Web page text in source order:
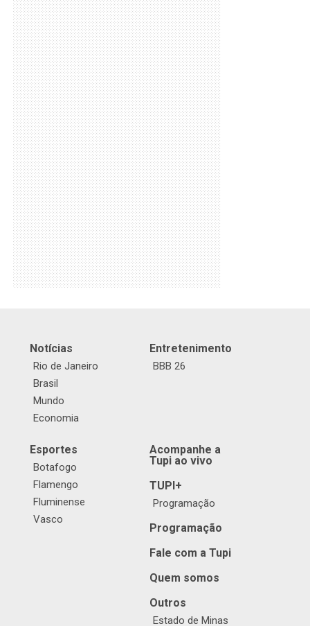
Notícias
Rio de Janeiro
Brasil
Mundo
Economia
Entretenimento
BBB 26
Esportes
Botafogo
Flamengo
Fluminense
Vasco
Acompanhe a
Tupi ao vivo
TUPI+
Programação
Programação
Fale com a Tupi
Quem somos
Outros
Estado de Minas